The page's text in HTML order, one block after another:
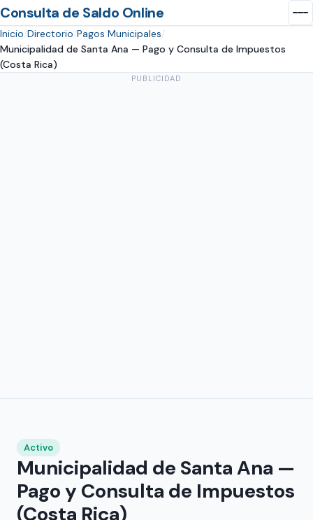
Consulta de Saldo Online
Inicio Directorio Pagos Municipales
Municipalidad de Santa Ana — Pago y Consulta de Impuestos
(Costa Rica)
PUBLICIDAD
Activo
Municipalidad de Santa Ana —
Pago y Consulta de Impuestos
(Costa Rica)